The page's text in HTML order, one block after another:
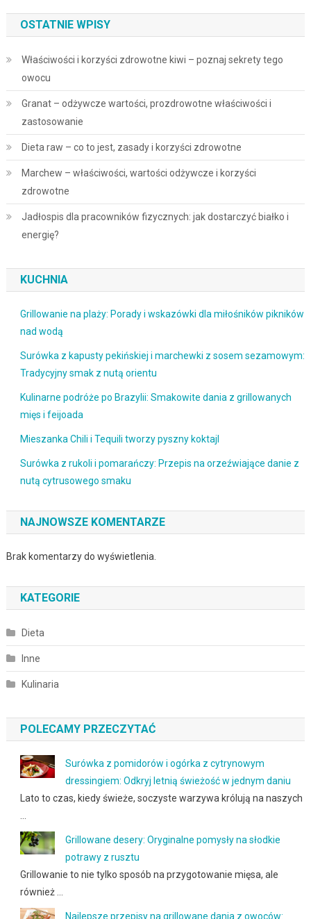
OSTATNIE WPISY
Właściwości i korzyści zdrowotne kiwi – poznaj sekrety tego
owocu
Granat – odżywcze wartości, prozdrowotne właściwości i
zastosowanie
Dieta raw – co to jest, zasady i korzyści zdrowotne
Marchew – właściwości, wartości odżywcze i korzyści
zdrowotne
Jadłospis dla pracowników fizycznych: jak dostarczyć białko i
energię?
KUCHNIA
Grillowanie na plaży: Porady i wskazówki dla miłośników pikników
nad wodą
Surówka z kapusty pekińskiej i marchewki z sosem sezamowym:
Tradycyjny smak z nutą orientu
Kulinarne podróże po Brazylii: Smakowite dania z grillowanych
mięs i feijoada
Mieszanka Chili i Tequili tworzy pyszny koktajl
Surówka z rukoli i pomarańczy: Przepis na orzeźwiające danie z
nutą cytrusowego smaku
NAJNOWSZE KOMENTARZE
Brak komentarzy do wyświetlenia.
KATEGORIE
Dieta
Inne
Kulinaria
POLECAMY PRZECZYTAĆ
Surówka z pomidorów i ogórka z cytrynowym
dressingiem: Odkryj letnią świeżość w jednym daniu
Lato to czas, kiedy świeże, soczyste warzywa królują na naszych
Grillowane desery: Oryginalne pomysły na słodkie
potrawy z rusztu
Grillowanie to nie tylko sposób na przygotowanie mięsa, ale
również …
Najlepsze przepisy na grillowane dania z owoców: